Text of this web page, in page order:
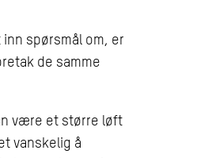
spørsmål om, er
de samme
være et større løft
vanskelig å